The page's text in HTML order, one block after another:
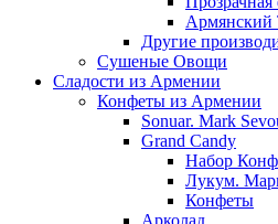
Армянский
Другие
Сушеные Овощи
Сладости из Армении
Конфеты из Армении
Sonuar. Mark
Grand Candy
Набор
Лукум.
Конфеты
Арколад